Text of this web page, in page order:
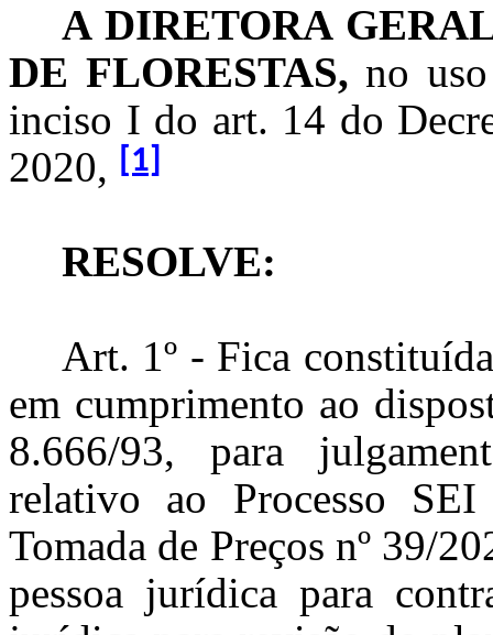
A DIRETORA
DE FLORESTAS,no
inciso I do art. 14 do
2020,
[1]
RESOLVE:
Art. 1º - Fica
em cumprimento ao
8.666/93, para
relativo ao Processo
Tomada de Preços nº 39/
pessoa jurídica para